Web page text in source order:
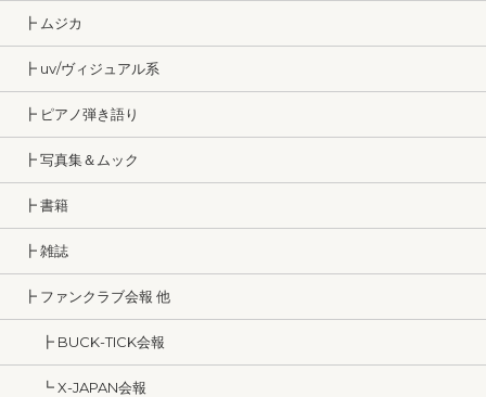
┣ ムジカ
┣ uv/ヴィジュアル系
┣ ピアノ弾き語り
┣ 写真集＆ムック
┣ 書籍
┣ 雑誌
┣ ファンクラブ会報 他
┣ BUCK-TICK会報
┗ X-JAPAN会報